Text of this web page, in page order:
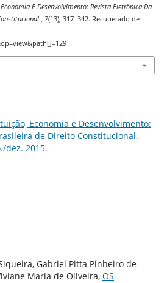
E Desenvolvimento: Revista Eletrônica Da
, 7(13), 317–342. Recuperado de
Economia e Desenvolvimento:
de Direito Constitucional.
dez. 2015.
Gabriel Pitta Pinheiro de
Maria de Oliveira, OS